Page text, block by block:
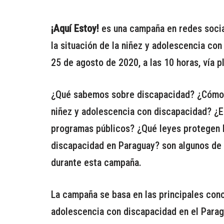
¡Aquí Estoy! es una campaña en redes
la situación de la niñez y adolescencia
25 de agosto de 2020, a las 10 horas, vía
¿Qué sabemos sobre discapacidad?
niñez y adolescencia con discapacidad?
programas públicos? ¿Qué leyes
discapacidad en Paraguay? son algunos
durante esta campaña.
La campaña se basa en las principales
adolescencia con discapacidad en el